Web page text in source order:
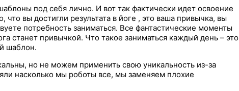
под себя лично. И вот так фактически идет освоение
что вы достигли результата в йоге , это ваша привычка, вы
потребность заниматься. Все фантастические моменты
станет привычкой. Что такое заниматься каждый день – это
шаблон.
но не можем применить свою уникальность из-за
насколько мы роботы все, мы заменяем плохие